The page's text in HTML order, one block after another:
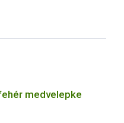
medvelepke